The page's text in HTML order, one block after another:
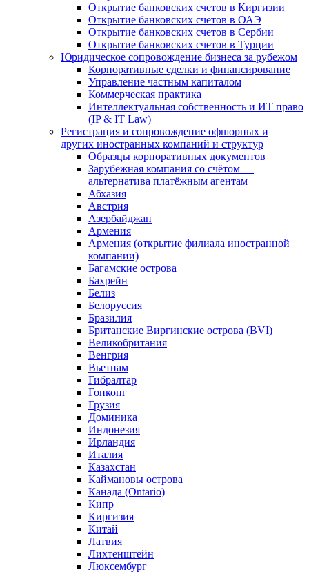
Открытие банковских счетов в Киргизии
Открытие банковских счетов в ОАЭ
Открытие банковских счетов в Сербии
Открытие банковских счетов в Турции
Юридическое сопровождение бизнеса за рубежом
Корпоративные сделки и финансирование
Управление частным капиталом
Коммерческая практика
Интеллектуальная собственность и ИТ право
(IP & IT Law)
Регистрация и сопровождение офшорных и
других иностранных компаний и структур
Образцы корпоративных документов
Зарубежная компания со счётом —
альтернатива платёжным агентам
Абхазия
Австрия
Азербайджан
Армения
Армения (открытие филиала иностранной
компании)
Багамские острова
Бахрейн
Белиз
Белоруссия
Бразилия
Британские Виргинские острова (BVI)
Великобритания
Венгрия
Вьетнам
Гибралтар
Гонконг
Грузия
Доминика
Индонезия
Ирландия
Италия
Казахстан
Каймановы острова
Канада (Ontario)
Кипр
Киргизия
Китай
Латвия
Лихтенштейн
Люксембург